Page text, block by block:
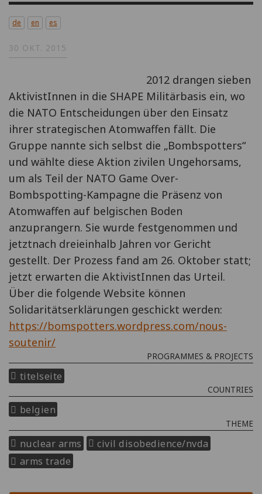
de en es
30 OKT. 2015
2012 drangen sieben
AktivistInnen in die SHAPE Militärbasis ein, wo
die NATO Entscheidungen über den Einsatz
ihrer strategischen Atomwaffen fällt. Die
Gruppe nannte sich selbst die „Bombspotters“
und wählte diese Aktion zivilen Ungehorsams,
um als Teil der NATO Game Over-
Bombspotting-Kampagne die Präsenz von
Atomwaffen auf belgischen Boden
anzuprangern. Sie wurde festgenommen und
jetztnach dreieinhalb Jahren vor Gericht
gestellt. Der Prozess fand am 26. Oktober statt;
jetzt erwarten die AktivistInnen das Urteil.
Über die folgende Website können
Solidaritätserklärungen geschickt werden:
https://bomspotters.wordpress.com/nous-
soutenir/
PROGRAMMES & PROJECTS
titelseite
COUNTRIES
belgien
THEME
nuclear arms
civil disobedience/nvda
arms trade